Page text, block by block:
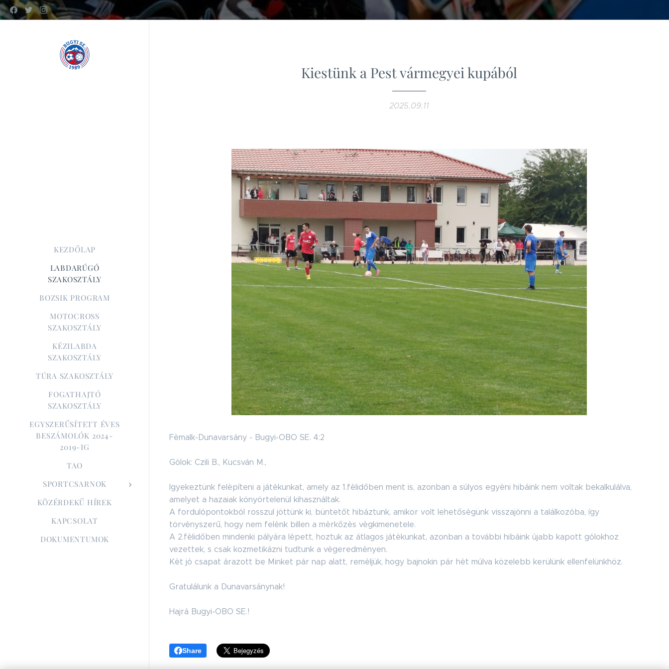
www.bugyise.hu
KEZDŐLAP
LABDARÚGÓ
SZAKOSZTÁLY
BOZSIK PROGRAM
MOTOCROSS
SZAKOSZTÁLY
KÉZILABDA
SZAKOSZTÁLY
TÚRA SZAKOSZTÁLY
FOGATHAJTÓ
SZAKOSZTÁLY
EGYSZERŰSÍTETT ÉVES
BESZÁMOLÓK 2024-
2019-IG
TAO
SPORTCSARNOK
KÖZÉRDEKŰ HÍREK
KAPCSOLAT
DOKUMENTUMOK
Kiestünk a Pest vármegyei kupából
2025.09.11
Fèmalk-Dunavarsány - Bugyi-OBO SE. 4:2
Gólok: Czili B., Kucsván M.,
Igyekeztünk felèpíteni a játèkunkat, amely az 1.fèlidőben ment is, azonban a súlyos egyèni hibáink nem voltak bekalkulálva,
amelyet a hazaiak könyörtelenül kihasználtak.
A fordulópontokból rosszul jöttünk ki, büntetőt hibáztunk, amikor volt lehetősègünk visszajönni a találkozóba, így
törvènyszerű, hogy nem felènk billen a mèrkőzès vègkimenetele.
A 2.fèlidőben mindenki pályára lèpett, hoztuk az átlagos játèkunkat, azonban a további hibáink újabb kapott gólokhoz
vezettek, s csak kozmetikázni tudtunk a vègeredmènyen.
Kèt jó csapat árazott be Minket pár nap alatt, remèljük, hogy bajnokin pár hèt múlva közelebb kerülünk ellenfelünkhöz.
Gratulálunk a Dunavarsánynak!
Hajrá Bugyi-OBO SE.!
Share